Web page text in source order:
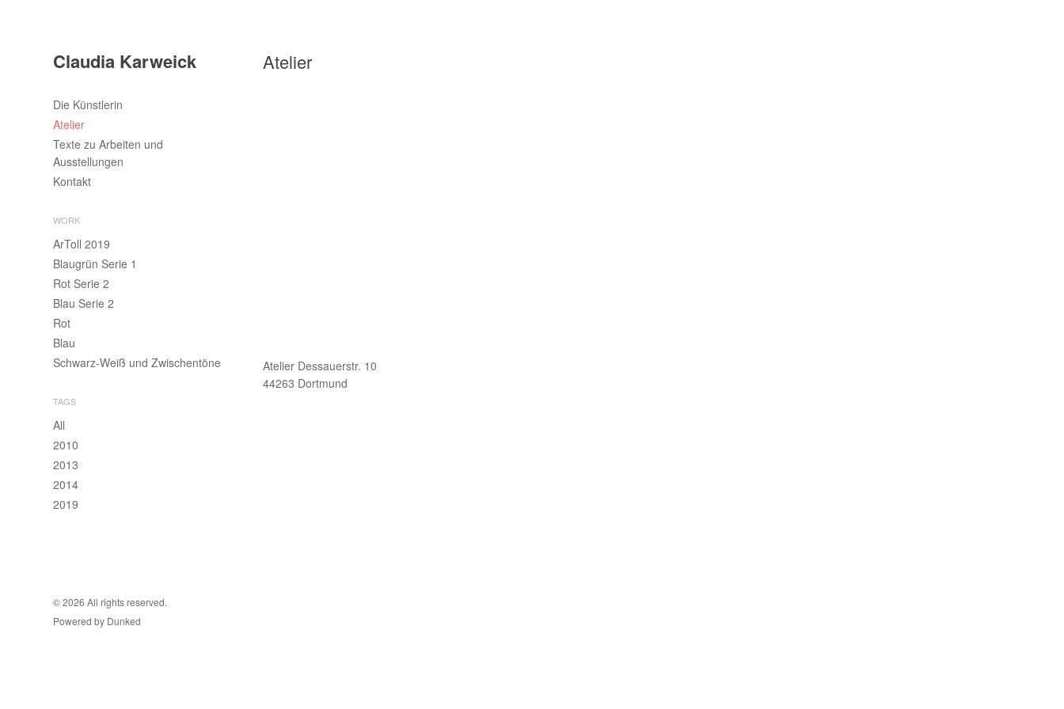
Claudia Karweick
Die Künstlerin
Atelier
Texte zu Arbeiten und
Ausstellungen
Kontakt
WORK
ArToll 2019
Blaugrün Serie 1
Rot Serie 2
Blau Serie 2
Rot
Blau
Schwarz-Weiß und Zwischentöne
TAGS
All
2010
2013
2014
2019
Atelier
Atelier Dessauerstr. 10
44263 Dortmund
© 2026 All rights reserved.
Powered by Dunked